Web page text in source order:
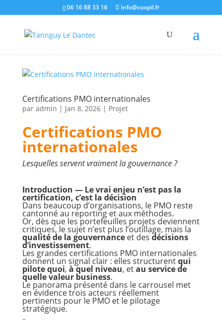
06 16 88 33 16 info@coopil.fr
Certifications PMO internationales
par admin | Jan 8, 2026| Projet
Certifications PMO
internationales
Lesquelles servent vraiment la gouvernance ?
Introduction — Le vrai enjeu n’est pas la
certification, c’est la décision
Dans beaucoup d’organisations, le PMO reste
cantonné au reporting et aux méthodes.
Or, dès que les portefeuilles projets deviennent
critiques, le sujet n’est plus l’outillage, mais la
qualité de la gouvernanceet des décisions
d’investissement.
Les grandes certifications PMO internationales
donnent un signal clair : elles structurentqui
pilote quoi, à quel niveau, etau service de
quelle valeur business.
Le panorama présenté dans le carrousel met
en évidence trois acteurs réellement
pertinents pour le PMO et le pilotage
stratégique.
–